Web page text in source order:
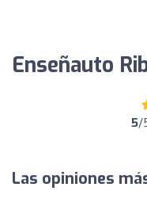
Enseñauto
5/
Las opiniones